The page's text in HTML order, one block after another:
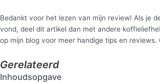
Bedankt voor het lezen van mijn review! Als je
vond, deel dit artikel dan met andere
op mijn blog voor meer handige tips en reviews.
Gerelateerd
Inhoudsopgave